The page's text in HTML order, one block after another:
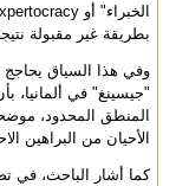
بطريقة غير مقبولة
وفي هذا السياق
"جيسينغ" في ألمانيا،
المنطق المحدود،
الأحيان من البراهين
كما أشار الباحث، في